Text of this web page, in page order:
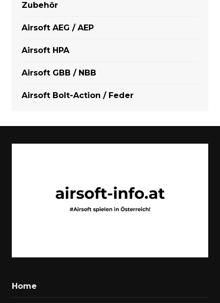
Zubehör
Airsoft AEG / AEP
Airsoft HPA
Airsoft GBB / NBB
Airsoft Bolt-Action / Feder
Home